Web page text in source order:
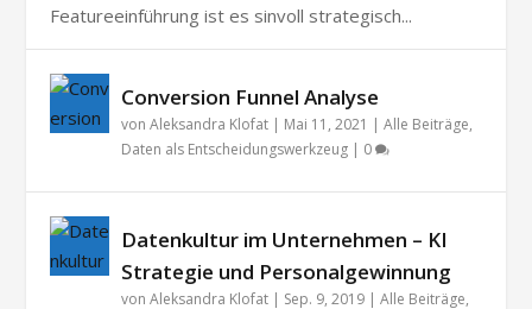
Featureeinführung ist es sinvoll strategisch...
Conversion Funnel Analyse
vonAleksandra Klofat | Mai 11, 2021 |Alle Beiträge,
Daten als Entscheidungswerkzeug | 0
Datenkultur im Unternehmen – KI
Strategie und Personalgewinnung
vonAleksandra Klofat | Sep. 9, 2019 |Alle Beiträge,